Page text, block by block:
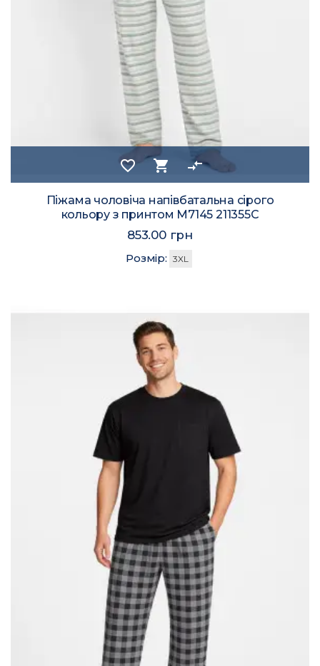
favorite_border shopping_cart compare_arrows
Піжама чоловіча напівбатальна сірого
кольору з принтом M7145 211355C
853.00 грн
Розмір: 3XL